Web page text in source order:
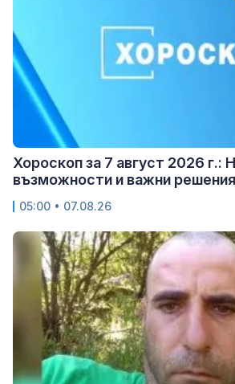
Хороскоп за 7 август 2026 г.:
възможности и важни
05:00 • 07.08.26